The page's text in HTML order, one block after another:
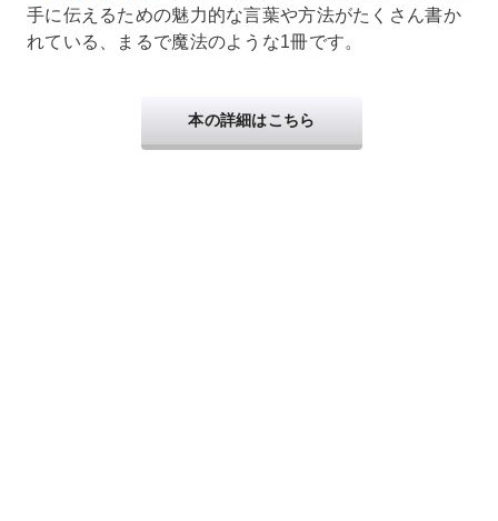
手に伝えるための魅力的な言葉や方法がたくさん書か
れている、まるで魔法のような1冊です。
本の詳細はこちら